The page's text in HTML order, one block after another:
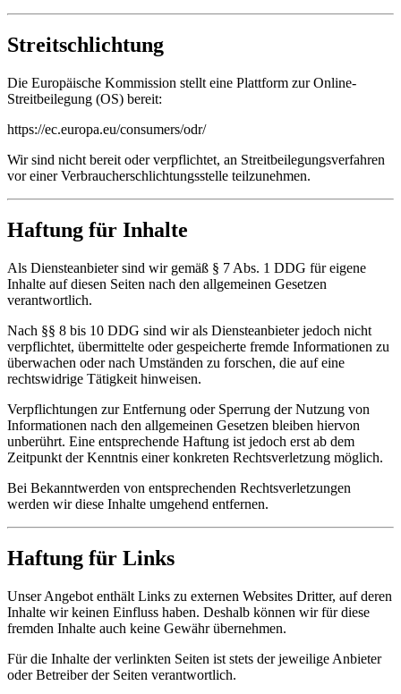
Streitschlichtung
Die Europäische Kommission stellt eine Plattform zur Online-
Streitbeilegung (OS) bereit:
https://ec.europa.eu/consumers/odr/
Wir sind nicht bereit oder verpflichtet, an Streitbeilegungsverfahren
vor einer Verbraucherschlichtungsstelle teilzunehmen.
Haftung für Inhalte
Als Diensteanbieter sind wir gemäß § 7 Abs. 1 DDG für eigene
Inhalte auf diesen Seiten nach den allgemeinen Gesetzen
verantwortlich.
Nach §§ 8 bis 10 DDG sind wir als Diensteanbieter jedoch nicht
verpflichtet, übermittelte oder gespeicherte fremde Informationen zu
überwachen oder nach Umständen zu forschen, die auf eine
rechtswidrige Tätigkeit hinweisen.
Verpflichtungen zur Entfernung oder Sperrung der Nutzung von
Informationen nach den allgemeinen Gesetzen bleiben hiervon
unberührt. Eine entsprechende Haftung ist jedoch erst ab dem
Zeitpunkt der Kenntnis einer konkreten Rechtsverletzung möglich.
Bei Bekanntwerden von entsprechenden Rechtsverletzungen
werden wir diese Inhalte umgehend entfernen.
Haftung für Links
Unser Angebot enthält Links zu externen Websites Dritter, auf deren
Inhalte wir keinen Einfluss haben. Deshalb können wir für diese
fremden Inhalte auch keine Gewähr übernehmen.
Für die Inhalte der verlinkten Seiten ist stets der jeweilige Anbieter
oder Betreiber der Seiten verantwortlich.